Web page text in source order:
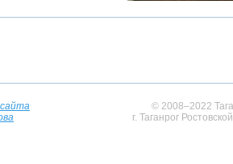
© 2008–2022
г. Таганрог